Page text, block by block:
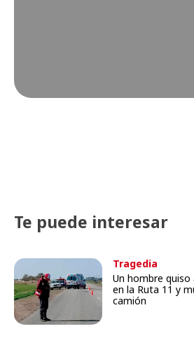
Te puede interesar
Tragedia
Un hombre
en la Ruta 11 y
camión